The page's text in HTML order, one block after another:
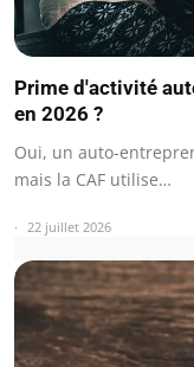
Prime d'activité
en 2026 ?
Oui, un auto-
mais la CAF utilise…
22 juillet 2026